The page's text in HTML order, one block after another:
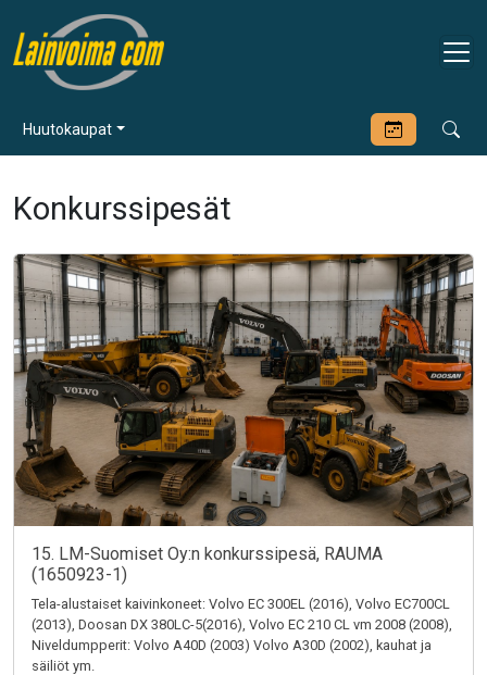
Huutokaupat
Konkurssipesät
15. LM-Suomiset Oy:n konkurssipesä, RAUMA
(1650923-1)
Tela-alustaiset kaivinkoneet: Volvo EC 300EL (2016), Volvo EC700CL
(2013), Doosan DX 380LC-5(2016), Volvo EC 210 CL vm 2008 (2008),
Niveldumpperit: Volvo A40D (2003) Volvo A30D (2002), kauhat ja
säiliöt ym.